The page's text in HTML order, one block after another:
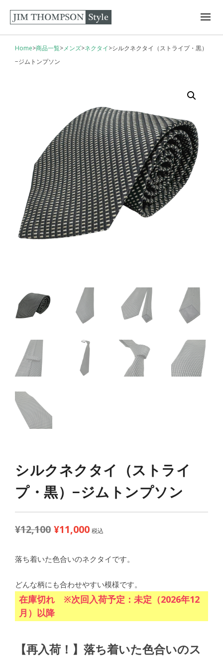
Home>商品一覧>メンズ>ネクタイ>シルクネクタイ（ストライプ・黒）
−ジムトンプソン
シルクネクタイ（ストライ
プ・黒）−ジムトンプソン
¥12,100 元
価
は
¥12,100
で
し
¥11,000現
の
格
は
で
税込
落ち着いた色合いのネクタイです。
どんな柄にも合わせやすい模様です。
在庫切れ ※次回入荷予定：未定（2026年12
月）以降
【再入荷！】落ち着いた色合いのス